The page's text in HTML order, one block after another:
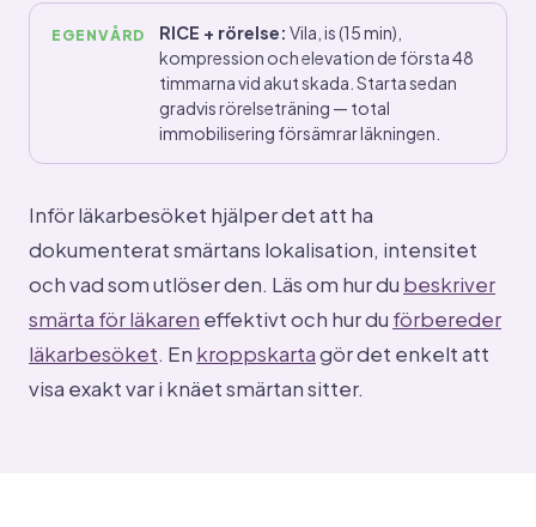
EGENVÅRD RICE + rörelse: Vila, is (15 min),
kompression och elevation de första 48
timmarna vid akut skada. Starta sedan
gradvis rörelseträning — total
immobilisering försämrar läkningen.
Inför läkarbesöket hjälper det att ha
dokumenterat smärtans lokalisation, intensitet
och vad som utlöser den. Läs om hur du beskriver
smärta för läkaren effektivt och hur du förbereder
läkarbesöket. En kroppskartagör det enkelt att
visa exakt var i knäet smärtan sitter.